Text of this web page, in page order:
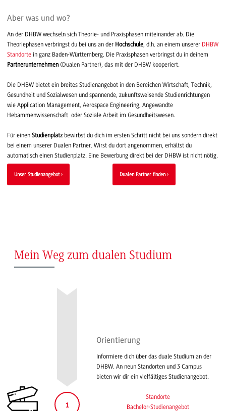
Aber was und wo?
An der DHBW wechseln sich Theorie- und Praxisphasen miteinander ab. Die
Theoriephasen verbringst du bei uns an der Hochschule, d.h. an einem unserer DHBW
Standorte in ganz Baden-Württemberg. Die Praxisphasen verbringst du in deinem
Partnerunternehmen (Dualen Partner), das mit der DHBW kooperiert.
Die DHBW bietet ein breites Studienangebot in den Bereichen Wirtschaft, Technik,
Gesundheit und Sozialwesen und spannende, zukunftsweisende Studienrichtungen
wie Application Management, Aerospace Engineering, Angewandte
Hebammenwissenschaft oder Soziale Arbeit im Gesundheitswesen.
Für einen Studienplatzbewirbst du dich im ersten Schritt nicht bei uns sondern direkt
bei einem unserer Dualen Partner. Wirst du dort angenommen, erhältst du
automatisch einen Studienplatz. Eine Bewerbung direkt bei der DHBW ist nicht nötig.
Unser Studienangebot Dualen Partner finden
Mein Weg zum dualen Studium
1
Orientierung
Informiere dich über das duale Studium an der
DHBW. An neun Standorten und 3 Campus
bieten wir dir ein vielfältiges Studienangebot.
Standorte
Bachelor-Studienangebot